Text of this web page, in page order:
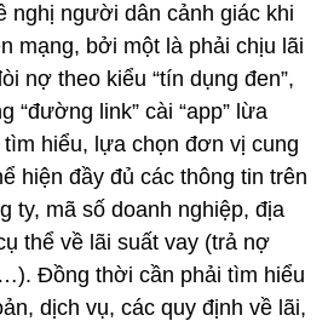
nghị người dân cảnh giác khi
mạng, bởi một là phải chịu lãi
nợ theo kiểu “tín dụng đen”,
“đường link” cài “app” lừa
hiểu, lựa chọn đơn vị cung
hiện đầy đủ các thông tin trên
ty, mã số doanh nghiệp, địa
thể về lãi suất vay (trả nợ
Đồng thời cần phải tìm hiểu
dịch vụ, các quy định về lãi,